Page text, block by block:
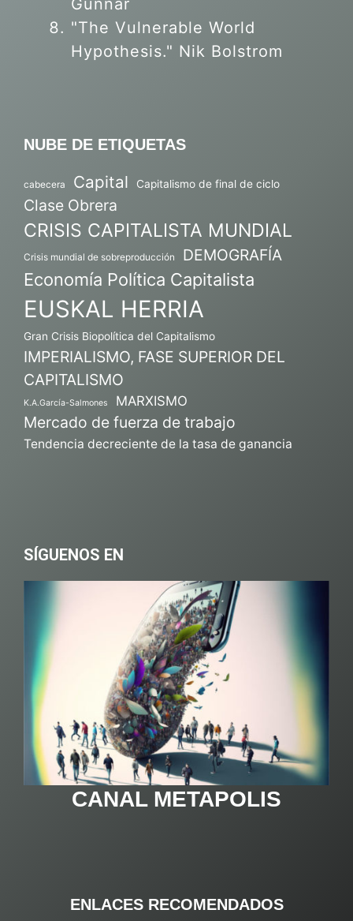
Gunnar
"The Vulnerable World
Hypothesis." Nik Bolstrom
NUBE DE ETIQUETAS
cabecera Capital Capitalismo de final de ciclo
Clase Obrera
CRISIS CAPITALISTA MUNDIAL
Crisis mundial de sobreproducción DEMOGRAFÍA
Economía Política Capitalista
EUSKAL HERRIA
Gran Crisis Biopolítica del Capitalismo
IMPERIALISMO, FASE SUPERIOR DEL
CAPITALISMO
K.A.García-Salmones MARXISMO
Mercado de fuerza de trabajo
Tendencia decreciente de la tasa de ganancia
SÍGUENOS EN
CANAL METAPOLIS
ENLACES RECOMENDADOS